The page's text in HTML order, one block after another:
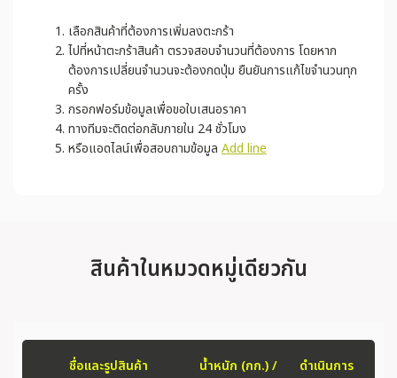
เลือกสินค้าที่ต้องการเพิ่มลงตะกร้า
ไปที่หน้าตะกร้าสินค้า ตรวจสอบจำนวนที่ต้องการ โดยหาก
ต้องการเปลี่ยนจำนวนจะต้องกดปุ่ม ยืนยันการแก้ไขจำนวนทุก
ครั้ง
กรอกฟอร์มข้อมูลเพื่อขอใบเสนอราคา
ทางทีมจะติดต่อกลับภายใน 24 ชั่วโมง
หรือแอดไลน์เพื่อสอบถามข้อมูล Add line
สินค้าในหมวดหมู่เดียวกัน
ชื่อและรูปสินค้า น้ำหนัก (กก.) / ดำเนินการ